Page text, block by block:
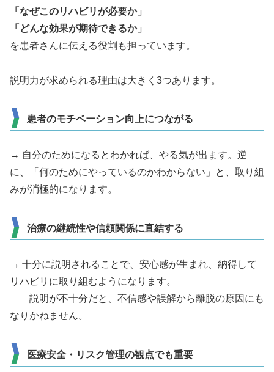
「なぜこのリハビリが必要か」
「どんな効果が期待できるか」
を患者さんに伝える役割も担っています。
説明力が求められる理由は大きく3つあります。
患者のモチベーション向上につながる
→ 自分のためになるとわかれば、やる気が出ます。逆
に、「何のためにやっているのかわからない」と、取り組
みが消極的になります。
治療の継続性や信頼関係に直結する
→ 十分に説明されることで、安心感が生まれ、納得して
リハビリに取り組むようになります。
説明が不十分だと、不信感や誤解から離脱の原因にも
なりかねません。
医療安全・リスク管理の観点でも重要